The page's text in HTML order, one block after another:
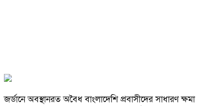
জর্ডানে অবস্থানরত অবৈধ বাংলাদেশি প্রবাসীদের সাধারণ ক্ষমা